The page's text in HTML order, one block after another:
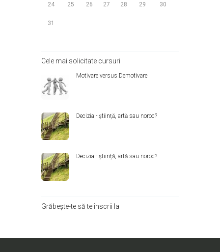
24 25 26 27 28 29 30
31
Cele mai solicitate cursuri
Motivare versus Demotivare
Decizia - știință, artă sau noroc?
Decizia - știință, artă sau noroc?
Grăbește-te să te înscrii la